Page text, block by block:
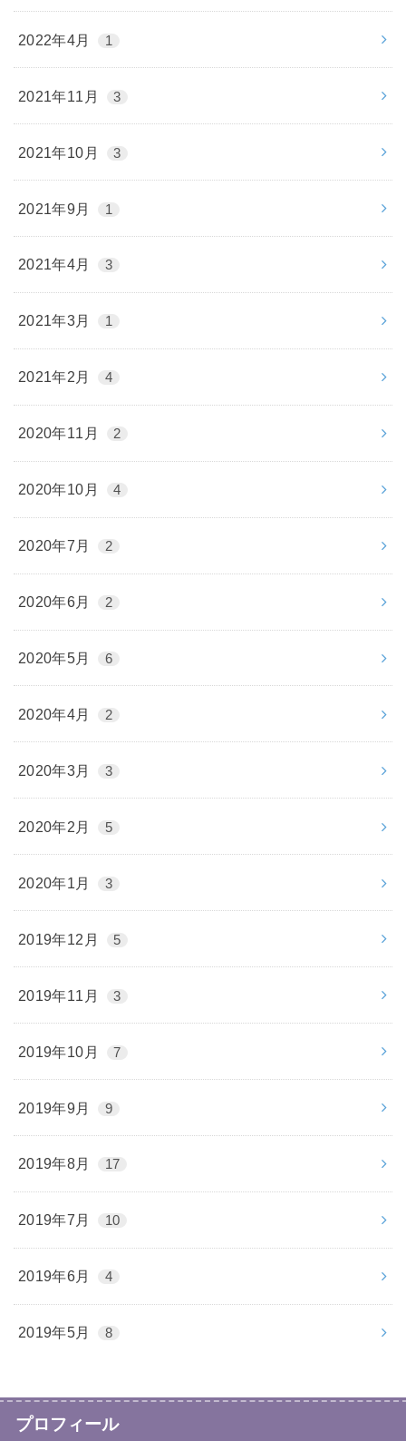
2022年4月 1
2021年11月 3
2021年10月 3
2021年9月 1
2021年4月 3
2021年3月 1
2021年2月 4
2020年11月 2
2020年10月 4
2020年7月 2
2020年6月 2
2020年5月 6
2020年4月 2
2020年3月 3
2020年2月 5
2020年1月 3
2019年12月 5
2019年11月 3
2019年10月 7
2019年9月 9
2019年8月 17
2019年7月 10
2019年6月 4
2019年5月 8
プロフィール